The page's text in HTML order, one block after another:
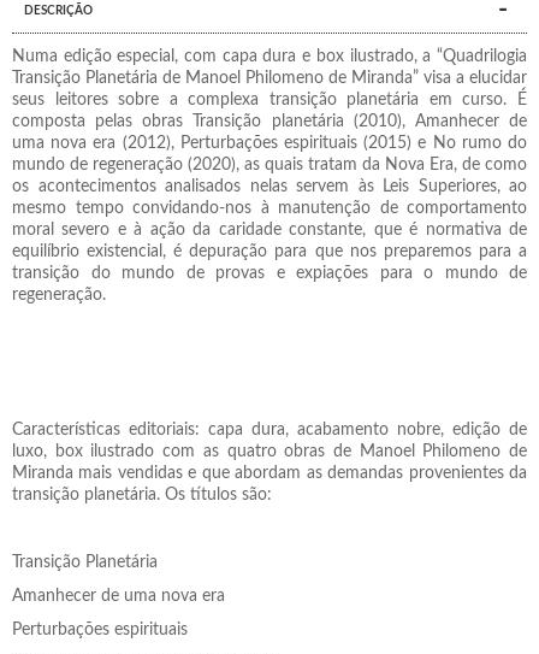
DESCRIÇÃO
Numa edição especial, com capa dura e box ilustrado, a “Quadrilogia
Transição Planetária de Manoel Philomeno de Miranda” visa a elucidar
seus leitores sobre a complexa transição planetária em curso. É
composta pelas obras Transição planetária (2010), Amanhecer de
uma nova era (2012), Perturbações espirituais (2015) e No rumo do
mundo de regeneração (2020), as quais tratam da Nova Era, de como
os acontecimentos analisados nelas servem às Leis Superiores, ao
mesmo tempo convidando-nos à manutenção de comportamento
moral severo e à ação da caridade constante, que é normativa de
equilíbrio existencial, é depuração para que nos preparemos para a
transição do mundo de provas e expiações para o mundo de
regeneração.
Características editoriais: capa dura, acabamento nobre, edição de
luxo, box ilustrado com as quatro obras de Manoel Philomeno de
Miranda mais vendidas e que abordam as demandas provenientes da
transição planetária. Os títulos são:
Transição Planetária
Amanhecer de uma nova era
Perturbações espirituais